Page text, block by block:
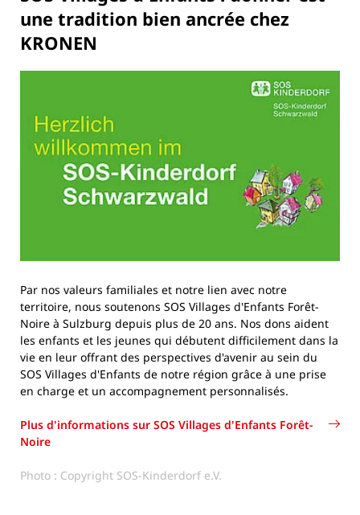
une tradition bien ancrée chez
KRONEN
Par nos valeurs familiales et notre lien avec notre
territoire, nous soutenons SOS Villages d'Enfants Forêt-
Noire à Sulzburg depuis plus de 20 ans. Nos dons aident
les enfants et les jeunes qui débutent difficilement dans la
vie en leur offrant des perspectives d'avenir au sein du
SOS Villages d'Enfants de notre région grâce à une prise
en charge et un accompagnement personnalisés.
Plus d'informations sur SOS Villages d'Enfants Forêt-
Noire
Photo : Copyright SOS-Kinderdorf e.V.